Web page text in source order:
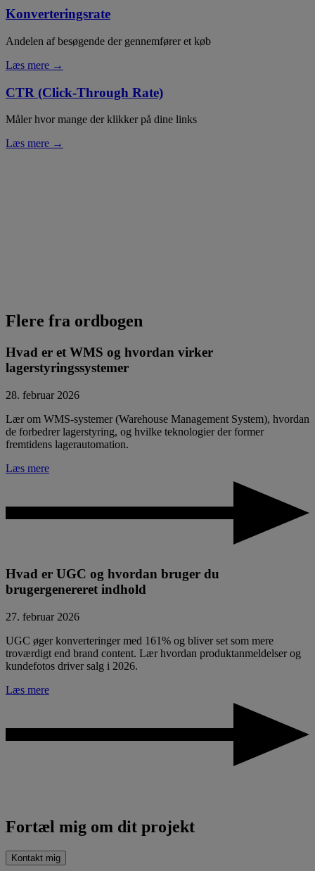
Konverteringsrate
Andelen af besøgende der gennemfører et køb
Læs mere →
CTR (Click-Through Rate)
Måler hvor mange der klikker på dine links
Læs mere →
Flere fra ordbogen
Hvad er et WMS og hvordan virker
lagerstyringssystemer
28. februar 2026
Lær om WMS-systemer (Warehouse Management System), hvordan
de forbedrer lagerstyring, og hvilke teknologier der former
fremtidens lagerautomation.
Læs mere
Hvad er UGC og hvordan bruger du
brugergenereret indhold
27. februar 2026
UGC øger konverteringer med 161% og bliver set som mere
troværdigt end brand content. Lær hvordan produktanmeldelser og
kundefotos driver salg i 2026.
Læs mere
Fortæl mig om dit projekt
Kontakt mig